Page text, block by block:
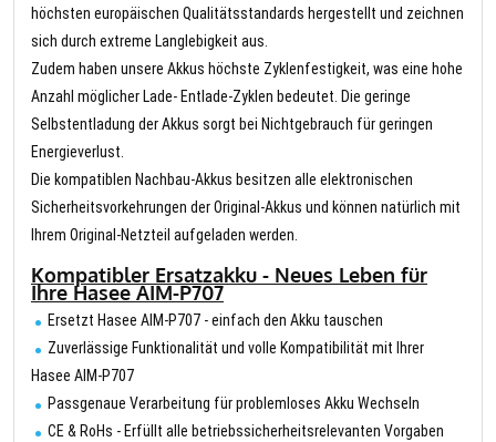
höchsten europäischen Qualitätsstandards hergestellt und zeichnen
sich durch extreme Langlebigkeit aus.
Zudem haben unsere Akkus höchste Zyklenfestigkeit, was eine hohe
Anzahl möglicher Lade- Entlade-Zyklen bedeutet. Die geringe
Selbstentladung der Akkus sorgt bei Nichtgebrauch für geringen
Energieverlust.
Die kompatiblen Nachbau-Akkus besitzen alle elektronischen
Sicherheitsvorkehrungen der Original-Akkus und können natürlich mit
Ihrem Original-Netzteil aufgeladen werden.
Kompatibler Ersatzakku - Neues Leben für
Ihre Hasee AIM-P707
Ersetzt Hasee AIM-P707 - einfach den Akku tauschen
Zuverlässige Funktionalität und volle Kompatibilität mit Ihrer
Hasee AIM-P707
Passgenaue Verarbeitung für problemloses Akku Wechseln
CE & RoHs - Erfüllt alle betriebssicherheitsrelevanten Vorgaben